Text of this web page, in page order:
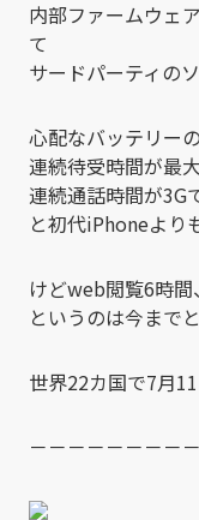
内部ファームウェ
て
サードパーティの
心配なバッテリー
連続待受時間が最
連続通話時間が3G
と初代iPhoneより
けどweb閲覧6時
というのは今まで
世界22カ国で7月
－－－－－－－－